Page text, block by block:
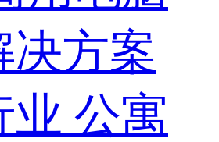
决方案
业 公寓